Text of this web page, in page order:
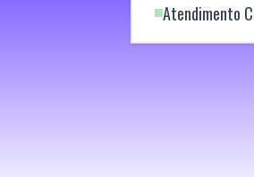
Atendimento